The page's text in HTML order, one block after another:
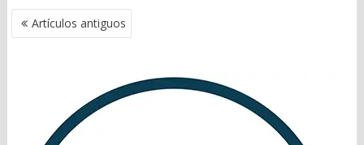
NAVEGACIÓN
DE Artículos antiguos